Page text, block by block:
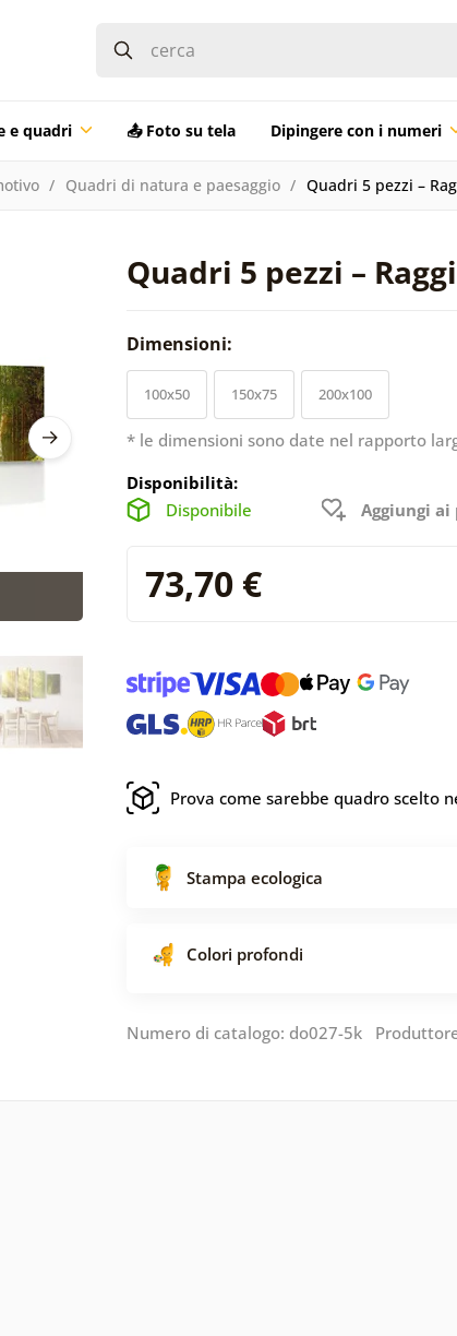
e quadri 📤 Foto su tela Dipingere con i numeri
Quadri di natura e paesaggio Quadri 5 pezzi –
Quadri 5 pezzi –
Dimensioni:
100x50 150x75 200x100
* le dimensioni sono date nel rapporto
Disponibilità:
Disponibile
Aggiungi
73,70 €
Prova come sarebbe quadro scelto
Stampa ecologica
Colori profondi
Numero di catalogo: do027-5k